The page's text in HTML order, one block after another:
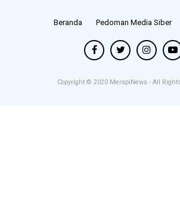
Beranda Pedoman Media Siber
Copyright © 2020 MerapiNews - All